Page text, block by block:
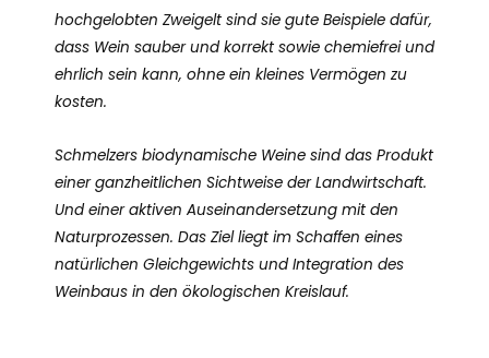
hochgelobten Zweigelt sind sie gute Beispiele dafür,
dass Wein sauber und korrekt sowie chemiefrei und
ehrlich sein kann, ohne ein kleines Vermögen zu
kosten.
Schmelzers biodynamische Weine sind das Produkt
einer ganzheitlichen Sichtweise der Landwirtschaft.
Und einer aktiven Auseinandersetzung mit den
Naturprozessen. Das Ziel liegt im Schaffen eines
natürlichen Gleich­gewichts und Integration des
Weinbaus in den ökologischen Kreislauf.